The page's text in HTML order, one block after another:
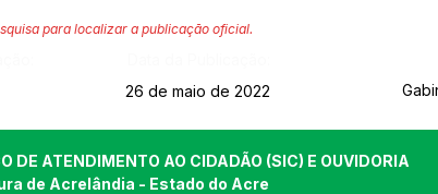
para localizar a publicação oficial.
26 de maio de 2022
DE ATENDIMENTO AO CIDADÃO (SIC) E OUVIDORIA
de Acrelândia - Estado do Acre